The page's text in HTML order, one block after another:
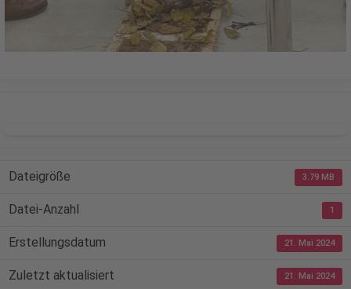
Dateigröße 3.79 MB
Datei-Anzahl 1
Erstellungsdatum 21. Mai 2024
Zuletzt aktualisiert 21. Mai 2024